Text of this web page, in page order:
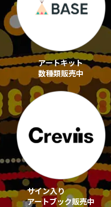
アートキット
数種類販売中
サイン入り
アートブック販売中